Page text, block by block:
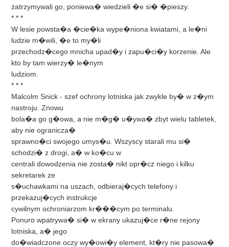
zatrzymywali go, poniewa� wiedzieli �e si� �pieszy.
* * *
W lesie powsta�a �cie�ka wype�niona kwiatami, a le�ni
ludzie m�wili, �e to my�li
przechodz�cego mnicha upad�y i zapu�ci�y korzenie. Ale
kto by tam wierzy� le�nym
ludziom.
* * *
Malcolm Snick - szef ochrony lotniska jak zwykle by� w z�ym
nastroju. Znowu
bola�a go g�owa, a nie m�g� u�ywa� zbyt wielu tabletek,
aby nie ogranicza�
sprawno�ci swojego umys�u. Wszyscy starali mu si�
schodzi� z drogi, a� w ko�cu w
centrali dowodzenia nie zosta� nikt opr�cz niego i kilku
sekretarek ze
s�uchawkami na uszach, odbieraj�cych telefony i
przekazuj�cych instrukcje
cywilnym ochroniarzom kr���cym po terminalu.
Ponuro wpatrywa� si� w ekrany ukazuj�ce r�ne rejony
lotniska, a� jego
do�wiadczone oczy wy�owi�y element, kt�ry nie pasowa�